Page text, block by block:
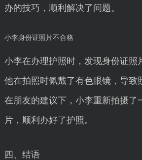
办的技巧，顺利解决了问题。
小李身份证照片不合格
小李在办理护照时，发现身份证照
他在拍照时佩戴了有色眼镜，导致
在朋友的建议下，小李重新拍摄了
片，顺利办好了护照。
四、结语